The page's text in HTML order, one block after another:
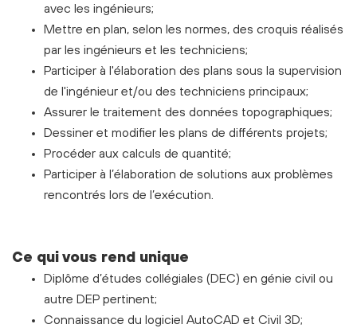
avec les ingénieurs;
Mettre en plan, selon les normes, des croquis réalisés
par les ingénieurs et les techniciens;
Participer à l'élaboration des plans sous la supervision
de l'ingénieur et/ou des techniciens principaux;
Assurer le traitement des données topographiques;
Dessiner et modifier les plans de différents projets;
Procéder aux calculs de quantité;
Participer à l’élaboration de solutions aux problèmes
rencontrés lors de l’exécution.
Ce qui vous rend unique
Diplôme d’études collégiales (DEC) en génie civil ou
autre DEP pertinent;
Connaissance du logiciel AutoCAD et Civil 3D;